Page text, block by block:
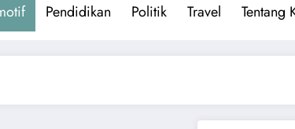
Pendidikan Politik Travel Tentang